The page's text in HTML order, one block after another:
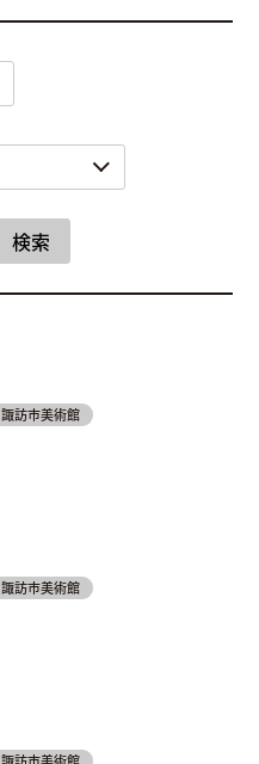
検索
諏訪市美術館
諏訪市美術館